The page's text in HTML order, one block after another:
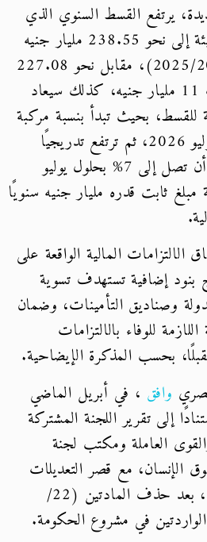
يرتفع القسط السنوي الذي
تسدده الخزانة العامة للهيئة إلى نحو 238.55 مليار جنيه
خلال العام المالي (2025/2026)، مقابل نحو 227.08
مليار جنيه بزيادة تقارب 11 مليار جنيه، كذلك سيعاد
للقسط، بحيث تبدأ بنسبة مركبة
تبلغ 6.4% اعتبارًا من يوليو 2026، ثم ترتفع تدريجيًا
بمعدل 0.2% سنويًا إلى أن تصل إلى 7% بحلول يوليو
مبلغ ثابت قدره مليار جنيه سنويًا
المالية الواقعة على
بنود إضافية تستهدف تسوية
وصناديق التأمينات، وضمان
للوفاء بالالتزامات
بحسب المذكرة الإيضاحية.
وافق ، في أبريل الماضي
إلى تقرير اللجنة المشتركة
العاملة ومكتب لجنة
الإنسان، مع قصر التعديلات
على المادة (111) فقط، بعد حذف المادتين (22/